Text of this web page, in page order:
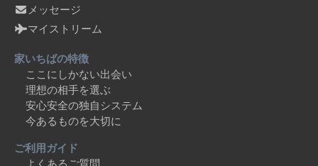
メッセージ
マイストリーム
家いちばの特徴
ここにしかない出会い
理想の相手を選ぶ
安心安全の独自システム
今あるものを大切に
ご利用ガイド
よくあるご質問